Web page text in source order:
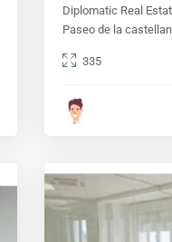
Diplomatic Real
Paseo de la
335